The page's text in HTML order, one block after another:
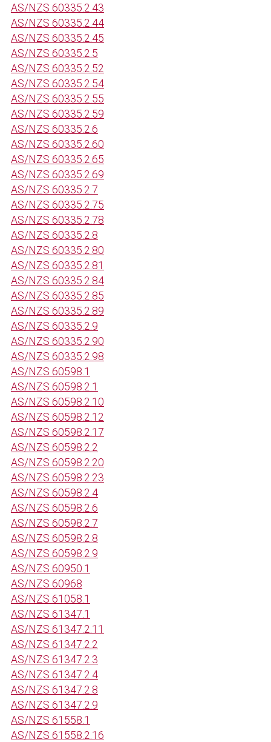
AS/NZS 60335.2.43
AS/NZS 60335.2.44
AS/NZS 60335.2.45
AS/NZS 60335.2.5
AS/NZS 60335.2.52
AS/NZS 60335.2.54
AS/NZS 60335.2.55
AS/NZS 60335.2.59
AS/NZS 60335.2.6
AS/NZS 60335.2.60
AS/NZS 60335.2.65
AS/NZS 60335.2.69
AS/NZS 60335.2.7
AS/NZS 60335.2.75
AS/NZS 60335.2.78
AS/NZS 60335.2.8
AS/NZS 60335.2.80
AS/NZS 60335.2.81
AS/NZS 60335.2.84
AS/NZS 60335.2.85
AS/NZS 60335.2.89
AS/NZS 60335.2.9
AS/NZS 60335.2.90
AS/NZS 60335.2.98
AS/NZS 60598.1
AS/NZS 60598.2.1
AS/NZS 60598.2.10
AS/NZS 60598.2.12
AS/NZS 60598.2.17
AS/NZS 60598.2.2
AS/NZS 60598.2.20
AS/NZS 60598.2.23
AS/NZS 60598.2.4
AS/NZS 60598.2.6
AS/NZS 60598.2.7
AS/NZS 60598.2.8
AS/NZS 60598.2.9
AS/NZS 60950.1
AS/NZS 60968
AS/NZS 61058.1
AS/NZS 61347.1
AS/NZS 61347.2.11
AS/NZS 61347.2.2
AS/NZS 61347.2.3
AS/NZS 61347.2.4
AS/NZS 61347.2.8
AS/NZS 61347.2.9
AS/NZS 61558.1
AS/NZS 61558.2.16